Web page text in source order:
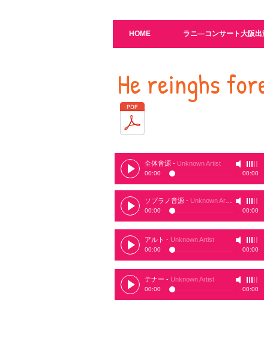
HOME ラニ―コンサート大阪出
He reinghs
全体音源 - Unknown Artist
00:00 00:00
ソプラノ音源 - Unknown Artist
00:00 00:00
アルト - Unknown Artist
00:00 00:00
テナー - Unknown Artist
00:00 00:00